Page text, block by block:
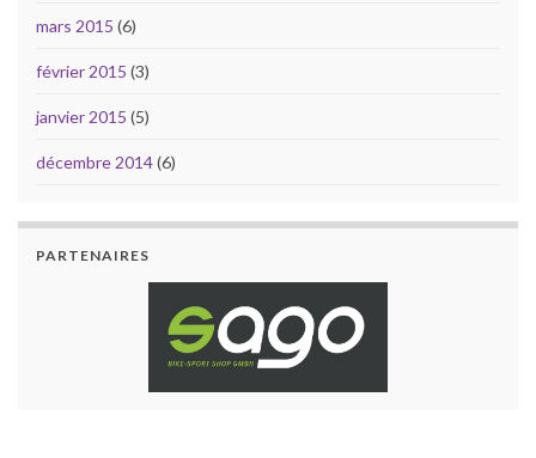
mars 2015 (6)
février 2015 (3)
janvier 2015 (5)
décembre 2014(6)
PARTENAIRES